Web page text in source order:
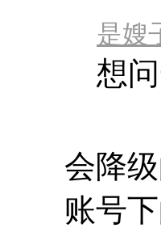
是嫂
想
会降
账号